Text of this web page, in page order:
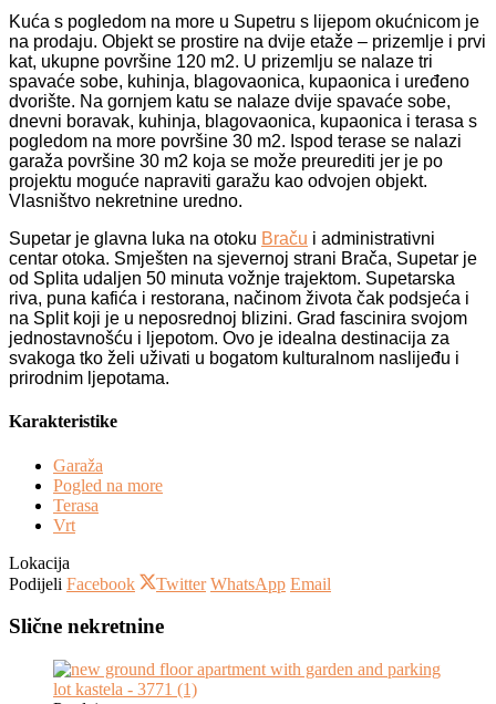
Kuća s pogledom na more u Supetru s lijepom okućnicom je
na prodaju. Objekt se prostire na dvije etaže – prizemlje i prvi
kat, ukupne površine 120 m2. U prizemlju se nalaze tri
spavaće sobe, kuhinja, blagovaonica, kupaonica i uređeno
dvorište. Na gornjem katu se nalaze dvije spavaće sobe,
dnevni boravak, kuhinja, blagovaonica, kupaonica i terasa s
pogledom na more površine 30 m2. Ispod terase se nalazi
garaža površine 30 m2 koja se može preurediti jer je po
projektu moguće napraviti garažu kao odvojen objekt.
Vlasništvo nekretnine uredno.
Supetar je glavna luka na otoku Braču i administrativni
centar otoka. Smješten na sjevernoj strani Brača, Supetar je
od Splita udaljen 50 minuta vožnje trajektom. Supetarska
riva, puna kafića i restorana, načinom života čak podsjeća i
na Split koji je u neposrednoj blizini. Grad fascinira svojom
jednostavnošću i ljepotom. Ovo je idealna destinacija za
svakoga tko želi uživati u bogatom kulturalnom naslijeđu i
prirodnim ljepotama.
Karakteristike
Garaža
Pogled na more
Terasa
Vrt
Lokacija
Podijeli Facebook Twitter WhatsApp Email
Slične nekretnine